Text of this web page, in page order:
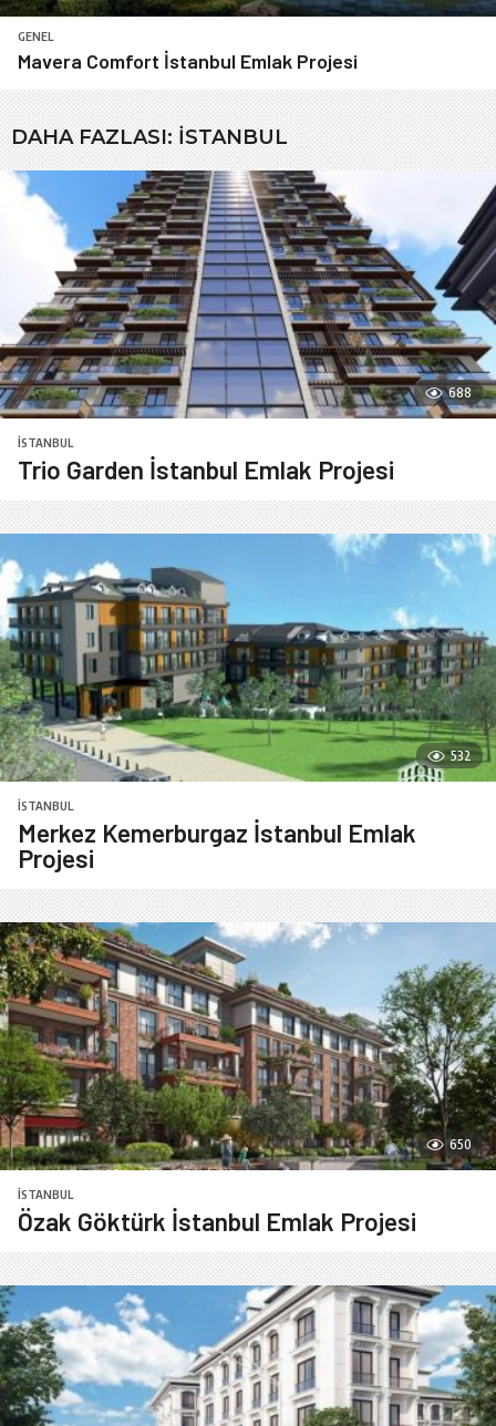
GENEL
Mavera Comfort İstanbul Emlak Projesi
DAHA FAZLASI:İSTANBUL
688
İSTANBUL
Trio Garden İstanbul Emlak Projesi
532
İSTANBUL
Merkez Kemerburgaz İstanbul Emlak
Projesi
650
İSTANBUL
Özak Göktürk İstanbul Emlak Projesi